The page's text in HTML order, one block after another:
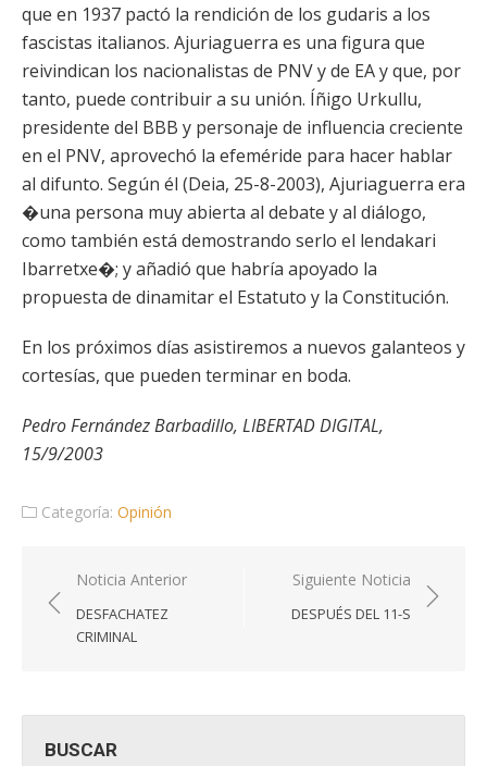
que en 1937 pactó la rendición de los gudaris a los
fascistas italianos. Ajuriaguerra es una figura que
reivindican los nacionalistas de PNV y de EA y que, por
tanto, puede contribuir a su unión. Íñigo Urkullu,
presidente del BBB y personaje de influencia creciente
en el PNV, aprovechó la efeméride para hacer hablar
al difunto. Según él (Deia, 25-8-2003), Ajuriaguerra era
�una persona muy abierta al debate y al diálogo,
como también está demostrando serlo el lendakari
Ibarretxe�; y añadió que habría apoyado la
propuesta de dinamitar el Estatuto y la Constitución.
En los próximos días asistiremos a nuevos galanteos y
cortesías, que pueden terminar en boda.
Pedro Fernández Barbadillo, LIBERTAD DIGITAL,
15/9/2003
Categoría: Opinión
Navegación
de
entradas
Noticia Anterior
DESFACHATEZ
CRIMINAL
Siguiente Noticia
DESPUÉS DEL 11-S
BUSCAR